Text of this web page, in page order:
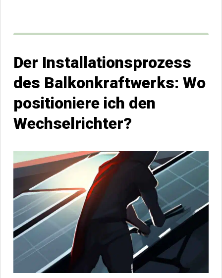
Der Installationsprozess
des Balkonkraftwerks: Wo
positioniere ich den
Wechselrichter?